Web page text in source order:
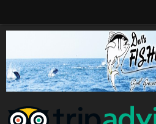
contenu